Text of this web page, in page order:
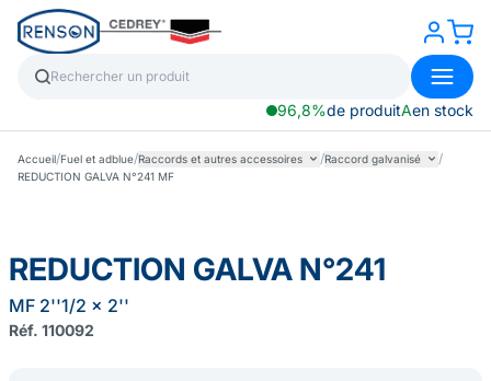
96,8%de produitAen stock
Accueil/Fuel et adblue/Raccords et autres accessoires /Raccord galvanisé /
REDUCTION GALVA N°241 MF
REDUCTION GALVA N°241
MF 2''1/2 x 2''
Réf. 110092